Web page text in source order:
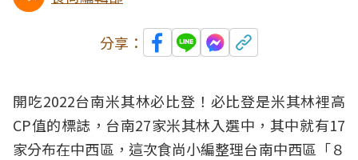
分享：
開吃2022台南米其林必比登 ！必比登是米其林裡高
CP值的標誌， 台南27家米其林入選中，其中就有17
家分布在中西區，這次食尚小編整理台南中西區「８